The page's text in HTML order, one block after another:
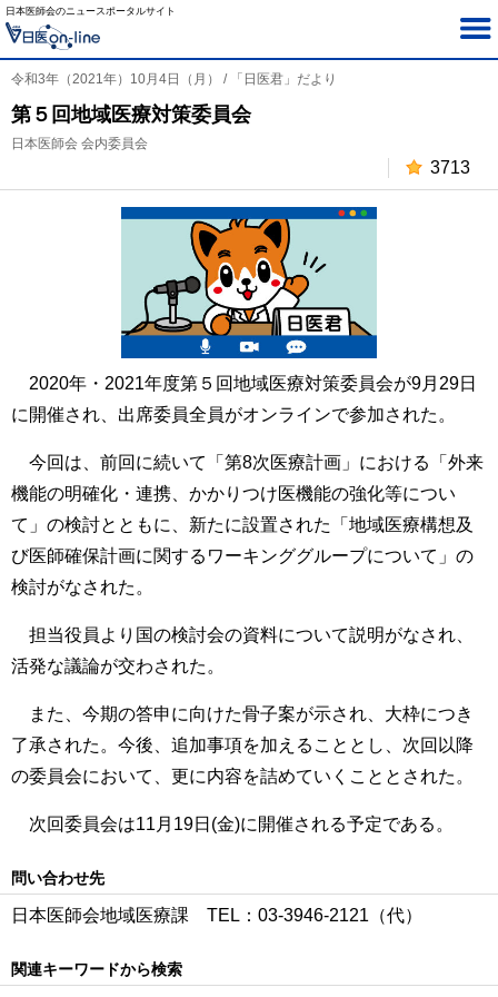
日本医師会のニュースポータルサイト
令和3年（2021年）10月4日（月） / 「日医君」だより
第５回地域医療対策委員会
日本医師会 会内委員会
3713
2020年・2021年度第５回地域医療対策委員会が9月29日
に開催され、出席委員全員がオンラインで参加された。
今回は、前回に続いて「第8次医療計画」における「外来
機能の明確化・連携、かかりつけ医機能の強化等につい
て」の検討とともに、新たに設置された「地域医療構想及
び医師確保計画に関するワーキンググループについて」の
検討がなされた。
担当役員より国の検討会の資料について説明がなされ、
活発な議論が交わされた。
また、今期の答申に向けた骨子案が示され、大枠につき
了承された。今後、追加事項を加えることとし、次回以降
の委員会において、更に内容を詰めていくこととされた。
次回委員会は11月19日(金)に開催される予定である。
問い合わせ先
日本医師会地域医療課 TEL：03-3946-2121（代）
関連キーワードから検索